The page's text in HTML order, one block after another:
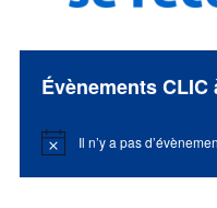
Évènements CLIC
Notice Il n’y a pas